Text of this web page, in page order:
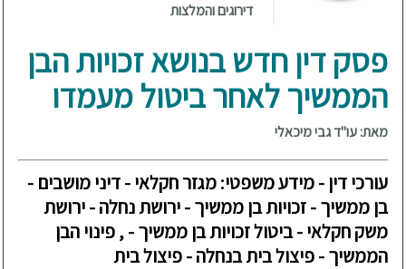
דירוגים והמלצות
פסק דין חדש בנושא זכויות הבן
הממשיך לאחר ביטול מעמדו
מאת: עו"ד גבי מיכאלי
עורכי דין - מידע משפטי: מגזר חקלאי - דיני מושבים -
בן ממשיך - זכויות בן ממשיך - ירושת נחלה - ירושת
משק חקלאי - ביטול זכויות בן ממשיך - , פינוי הבן
הממשיך - פיצול בית בנחלה - פיצול בית